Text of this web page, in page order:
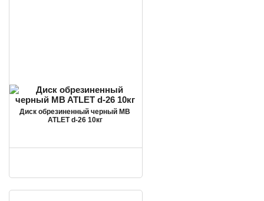
Диск обрезиненный черный MB
ATLET d-26 10кг